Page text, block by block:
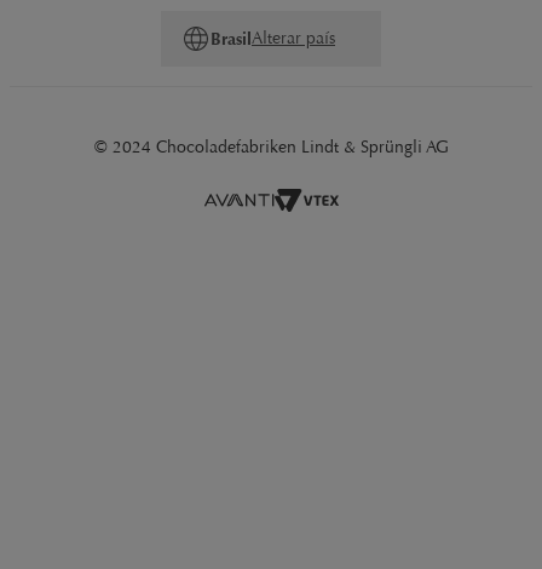
BrasilAlterar país
© 2024 Chocoladefabriken Lindt & Sprüngli AG